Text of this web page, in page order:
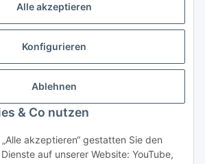
Alle akzeptieren
Konfigurieren
Ablehnen
& Co nutzen
akzeptieren“ gestatten Sie den
auf unserer Website: YouTube,